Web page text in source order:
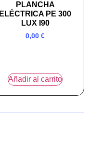
PLANCHA
ELÉCTRICA PE 300
LUX I90
0,00 €
Añadir al carrito